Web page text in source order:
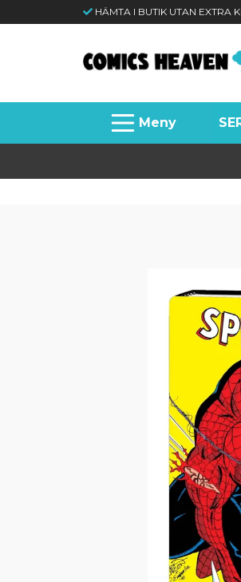
HÄMTA I BUTIK UTAN EXTRA